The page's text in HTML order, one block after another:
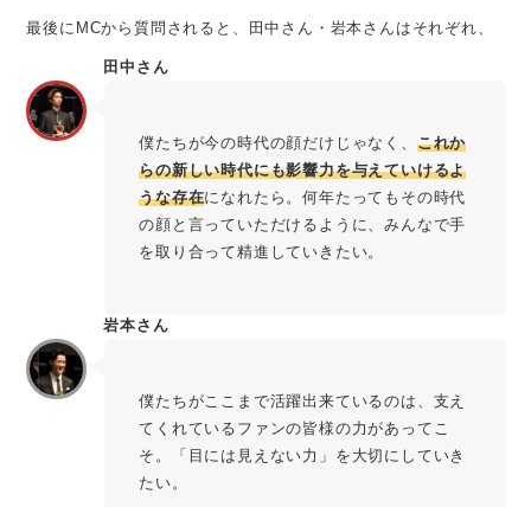
最後にMCから質問されると、田中さん・岩本さんはそれぞれ、
田中さん
僕たちが今の時代の顔だけじゃなく、 これか
らの新しい時代にも影響力を与えていけるよ
うな存在になれたら。何年たってもその時代
の顔と言っていただけるように、みんなで手
を取り合って精進していきたい。
岩本さん
僕たちがここまで活躍出来ているのは、支え
てくれているファンの皆様の力があってこ
そ。「目には見えない力」を大切にしていき
たい。